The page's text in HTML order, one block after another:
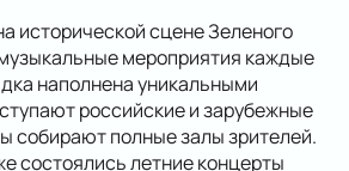
исторической сцене Зеленого
мероприятия каждые
наполнена уникальными
российские и зарубежные
собирают полные залы зрителей.
состоялись летние концерты